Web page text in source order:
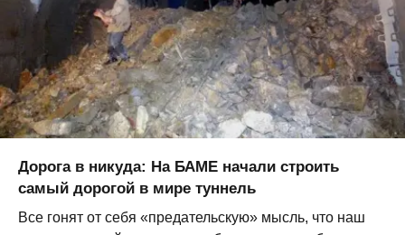
Дорога в никуда: На БАМЕ начали строить
самый дорогой в мире туннель
Все гонят от себя «предательскую» мысль, что наш